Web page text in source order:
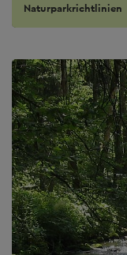
Naturparkrichtlinien